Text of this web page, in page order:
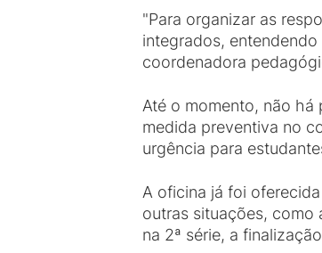
"Para organizar as
integrados,
coordenadora
Até o momento, não há
medida preventiva no
urgência para
A oficina já foi
outras situações, como
na 2ª série, a